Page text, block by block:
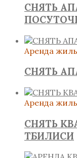
СНЯТЬ
Аренда
СНЯТЬ
Аренда
СНЯТЬ
ТБИЛИСИ